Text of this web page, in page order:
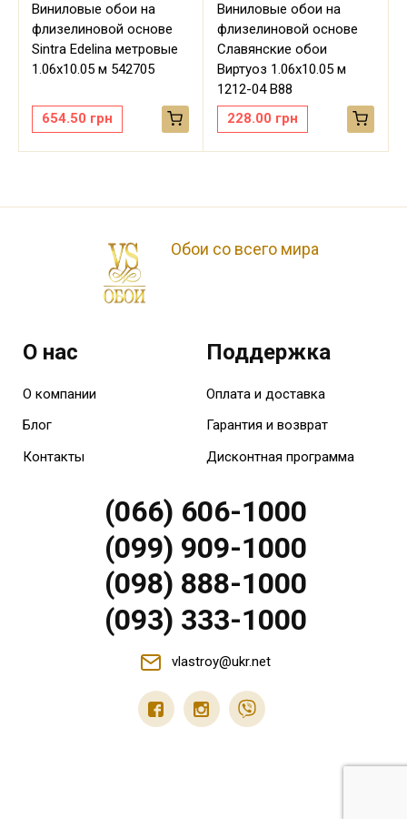
Виниловые обои на
флизелиновой основе
Sintra Edelina метровые
1.06х10.05 м 542705
654.50 грн
Виниловые обои на
флизелиновой основе
Славянские обои
Виртуоз 1.06х10.05 м
1212-04 В88
228.00 грн
Обои со всего мира
О нас
О компании
Блог
Контакты
Поддержка
Оплата и доставка
Гарантия и возврат
Дисконтная программа
(066) 606-1000
(099) 909-1000
(098) 888-1000
(093) 333-1000
vlastroy@ukr.net